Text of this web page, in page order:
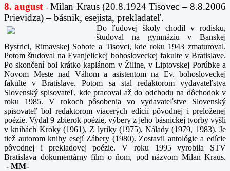
8. august -Milan Kraus (20.8.1924 Tisovec – 8.8.2006
Prievidza) – básnik, esejista, prekladateľ.
Do ľudovej školy chodil v rodisku,
študoval na gymnáziu v Banskej
Bystrici, Rimavskej Sobote a Tisovci, kde roku 1943 zmaturoval.
Potom študoval na Evanjelickej bohosloveckej fakulte v Bratislave.
Po skončení bol krátko kaplánom v Žiline, v Liptovskej Porúbke a
Novom Meste nad Váhom a asistentom na Ev. bohosloveckej
fakulte v Bratislave. Potom sa stal redaktorom vydavateľstva
Slovenský spisovateľ, kde pracoval až do odchodu na dôchodok v
roku 1985. V rokoch pôsobenia vo vydavateľstve Slovenský
spisovateľ bol redaktorom viacerých edícií pôvodnej i preloženej
poézie. Vydal 9 zbierok poézie, výbery z jeho básnickej tvorby vyšli
v knihách Kroky (1961), Z lyriky (1975), Nálady (1979, 1983). Je
tiež autorom knihy esejí Zábery (1980). Zostavil antológie a edície
pôvodnej i prekladovej poézie. V roku 1995 vyrobila STV
Bratislava dokumentárny film o ňom, pod názvom Milan Kraus.
- MM-